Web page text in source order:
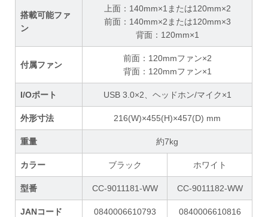
搭載可能ファ
ン
上面：140mm×1または120mm×2
前面：140mm×2または120mm×3
背面：120mm×1
付属ファン
前面：120mmファン×2
背面：120mmファン×1
I/Oポート USB 3.0×2、ヘッドホン/マイク×1
外形寸法 216(W)×455(H)×457(D) mm
重量 約7kg
カラー ブラック ホワイト
型番 CC-9011181-WW CC-9011182-WW
JANコード 0840006610793 0840006610816